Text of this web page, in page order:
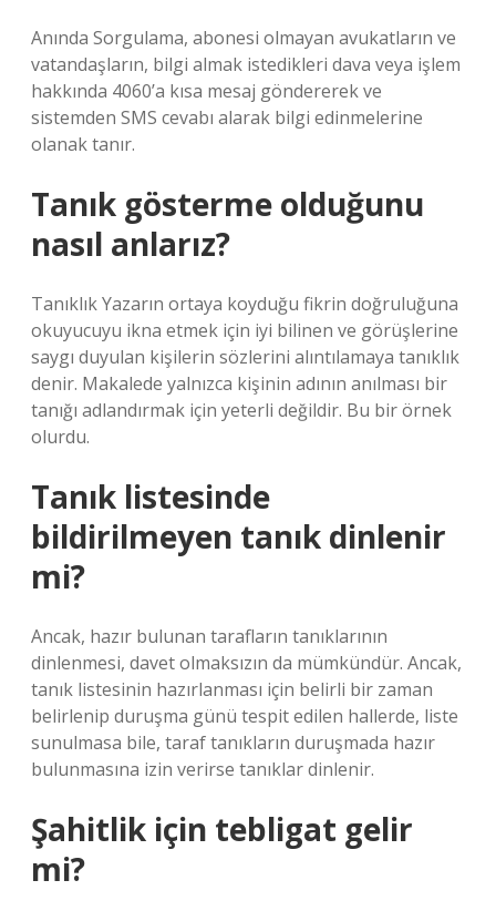
Anında Sorgulama, abonesi olmayan avukatların ve
vatandaşların, bilgi almak istedikleri dava veya işlem
hakkında 4060’a kısa mesaj göndererek ve
sistemden SMS cevabı alarak bilgi edinmelerine
olanak tanır.
Tanık gösterme olduğunu
nasıl anlarız?
Tanıklık Yazarın ortaya koyduğu fikrin doğruluğuna
okuyucuyu ikna etmek için iyi bilinen ve görüşlerine
saygı duyulan kişilerin sözlerini alıntılamaya tanıklık
denir. Makalede yalnızca kişinin adının anılması bir
tanığı adlandırmak için yeterli değildir. Bu bir örnek
olurdu.
Tanık listesinde
bildirilmeyen tanık dinlenir
mi?
Ancak, hazır bulunan tarafların tanıklarının
dinlenmesi, davet olmaksızın da mümkündür. Ancak,
tanık listesinin hazırlanması için belirli bir zaman
belirlenip duruşma günü tespit edilen hallerde, liste
sunulmasa bile, taraf tanıkların duruşmada hazır
bulunmasına izin verirse tanıklar dinlenir.
Şahitlik için tebligat gelir
mi?